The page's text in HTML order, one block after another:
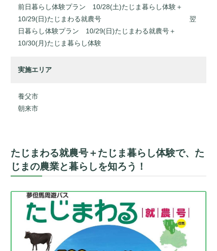
前日暮らし体験プラン 10/28(土)たじま暮らし体験＋
10/29(日)たじまわる就農号 翌
日暮らし体験プラン 10/29(日)たじまわる就農号＋
10/30(月)たじま暮らし体験
実施エリア
養父市
朝来市
たじまわる就農号＋たじま暮らし体験で、た
じまの農業と暮らしを知ろう！